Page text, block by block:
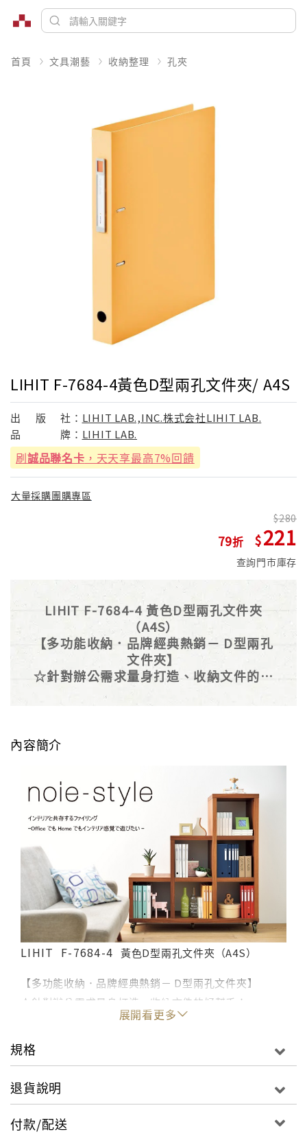
首頁 文具潮藝 收納整理 孔夾
LIHIT F-7684-4黃色D型兩孔文件夾/ A4S
出 版 社： LIHIT LAB.,INC.株式会社LIHIT LAB.
品
牌： LIHIT LAB.
刷誠品聯名卡 ，天天享最高7%回饋
大量採購團購專區
79
280
221
查詢門市庫存
LIHIT F-7684-4 黃色D型兩孔文件夾
（A4S）
【多功能收納．品牌經典熱銷－ D型兩孔
文件夾】
☆針對辦公需求量身打造、收納文件的好
簡潔的單一色系造型，耐用、不會看膩的
內容簡介
LIHIT F-7684-4 黃色D型兩孔文件夾（A4S）
【多功能收納．品牌經典熱銷－ D型兩孔文件夾】
☆針對辦公需求量身打造、收納文件的好幫手！
簡潔的單一色系造型，耐用、不會看膩的純粹設計，搭
．實用度滿分！A4尺寸大小適中，適合辦公室收納文件
使用，可以依照文件夾的顏色分類資料。即使使用相同
顏色的文件夾來搭配，仍然可以使用隨附的 14 色分類貼
紙按顏色對它們進行分類（透過打開封皮上標籤位置來
展開看更多
規格
退貨說明
付款/配送